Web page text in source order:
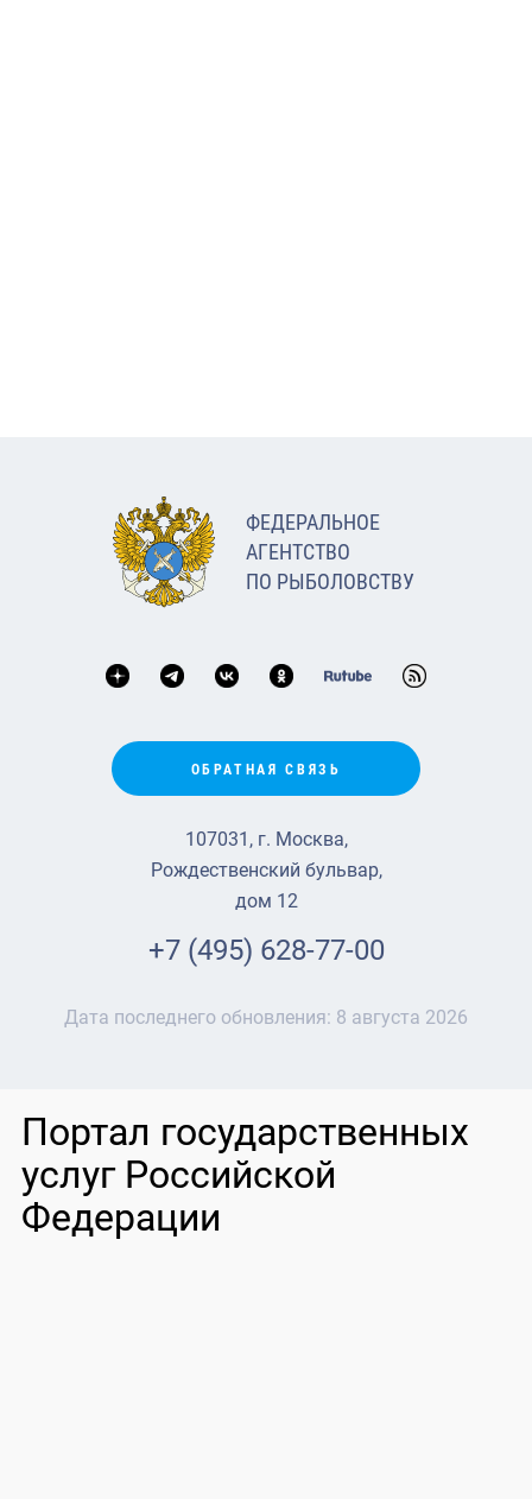
ФЕДЕРАЛЬНОЕ
АГЕНТСТВО
ПО РЫБОЛОВСТВУ
ОБРАТНАЯ СВЯЗЬ
107031, г. Москва,
Рождественский бульвар,
дом 12
+7 (495) 628-77-00
Дата последнего обновления: 8 августа 2026
Портал государственных
услуг Российской
Федерации